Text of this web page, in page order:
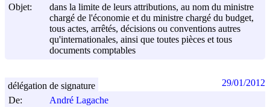
Objet:
dans la limite de leurs attributions, au nom du ministre
chargé de l'économie et du ministre chargé du budget,
tous actes, arrêtés, décisions ou conventions autres
qu'internationales, ainsi que toutes pièces et tous
documents comptables
De:
André Lagache
délégation de signature 29/01/2012